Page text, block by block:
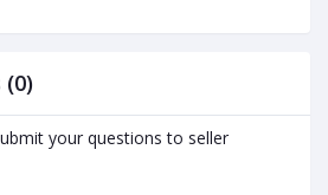
your questions to seller